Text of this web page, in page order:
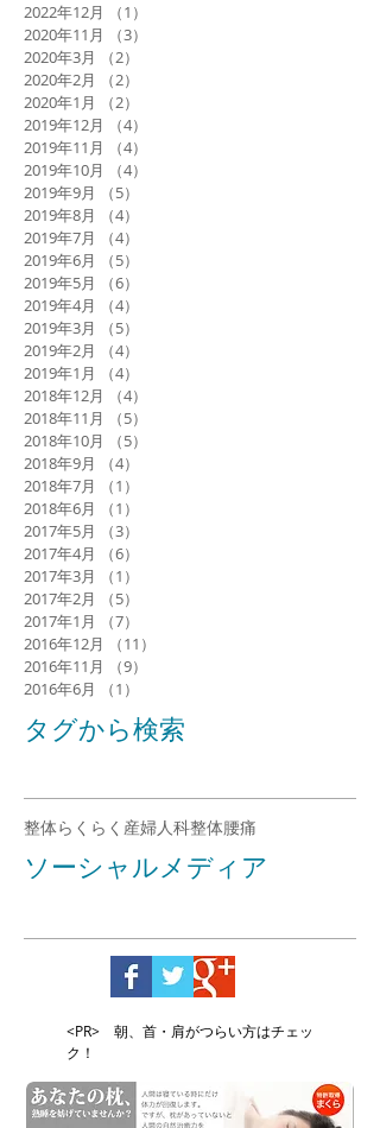
2022年12月 （1）
2020年11月
（3）
2020年3月
（2）
2020年2月
（2）
2020年1月
（2）
2019年12月
（4）
2019年11月
（4）
2019年10月
（4）
2019年9月
（5）
2019年8月
（4）
2019年7月
（4）
2019年6月
（5）
2019年5月
（6）
2019年4月
（4）
2019年3月
（5）
2019年2月
（4）
2019年1月
（4）
2018年12月
（4）
2018年11月
（5）
2018年10月
（5）
2018年9月
（4）
2018年7月
（1）
2018年6月
（1）
2017年5月
（3）
2017年4月
（6）
2017年3月
（1）
2017年2月
（5）
2017年1月
（7）
2016年12月
（11）
2016年11月
（9）
2016年6月
（1）
タグから検索
整体らくらく 産婦人科整体腰痛
ソーシャルメディア
<PR> 朝、首・肩がつらい方はチェッ
ク！